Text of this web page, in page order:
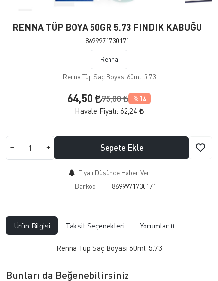
RENNA TÜP BOYA 50GR 5.73 FINDIK KABUĞU
8699971730171
Renna
Renna Tüp Saç Boyası 60ml. 5.73
64,50 75,00 % 14
Havale Fiyatı: 62,24
Sepete Ekle
Fiyatı Düşünce Haber Ver
Barkod:
8699971730171
Ürün Bilgisi Taksit Seçenekleri Yorumlar 0
Renna Tüp Saç Boyası 60ml. 5.73
Bunları da Beğenebilirsiniz